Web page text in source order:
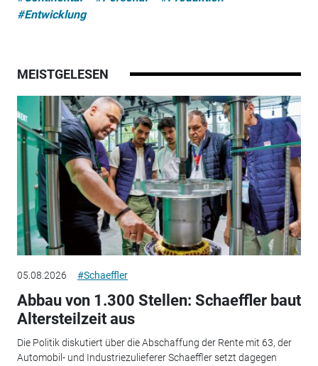
#Entwicklung
MEISTGELESEN
05.08.2026 #Schaeffler
Abbau von 1.300 Stellen: Schaeffler baut
Altersteilzeit aus
Die Politik diskutiert über die Abschaffung der Rente mit 63, der
Automobil- und Industriezulieferer Schaeffler setzt dagegen